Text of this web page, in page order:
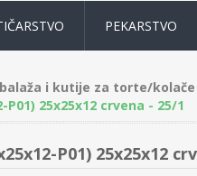
PEKARSTVO
i kutije za torte/kolače
25x25x12 crvena - 25/1
P01) 25x25x12